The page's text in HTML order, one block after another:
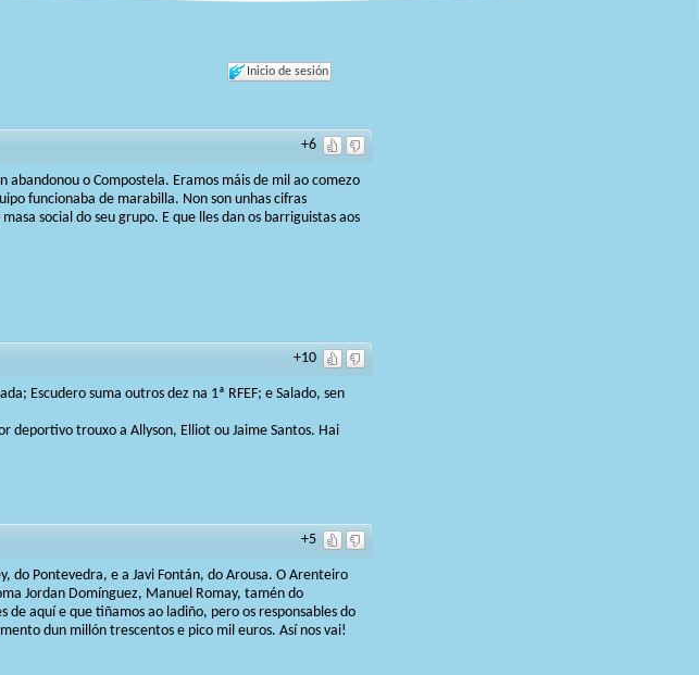
Inicio de sesión
+6
abandonou o Compostela. Eramos máis de mil ao comezo
funcionaba de marabilla. Non son unhas cifras
social do seu grupo. E que lles dan os barriguistas aos
+10
Escudero suma outros dez na 1ª RFEF; e Salado, sen
deportivo trouxo a Allyson, Elliot ou Jaime Santos. Hai
+5
do Pontevedra, e a Javi Fontán, do Arousa. O Arenteiro
Jordan Domínguez, Manuel Romay, tamén do
de aquí e que tiñamos ao ladiño, pero os responsables do
dun millón trescentos e pico mil euros. Así nos vai!